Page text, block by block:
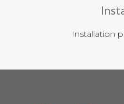
Installation